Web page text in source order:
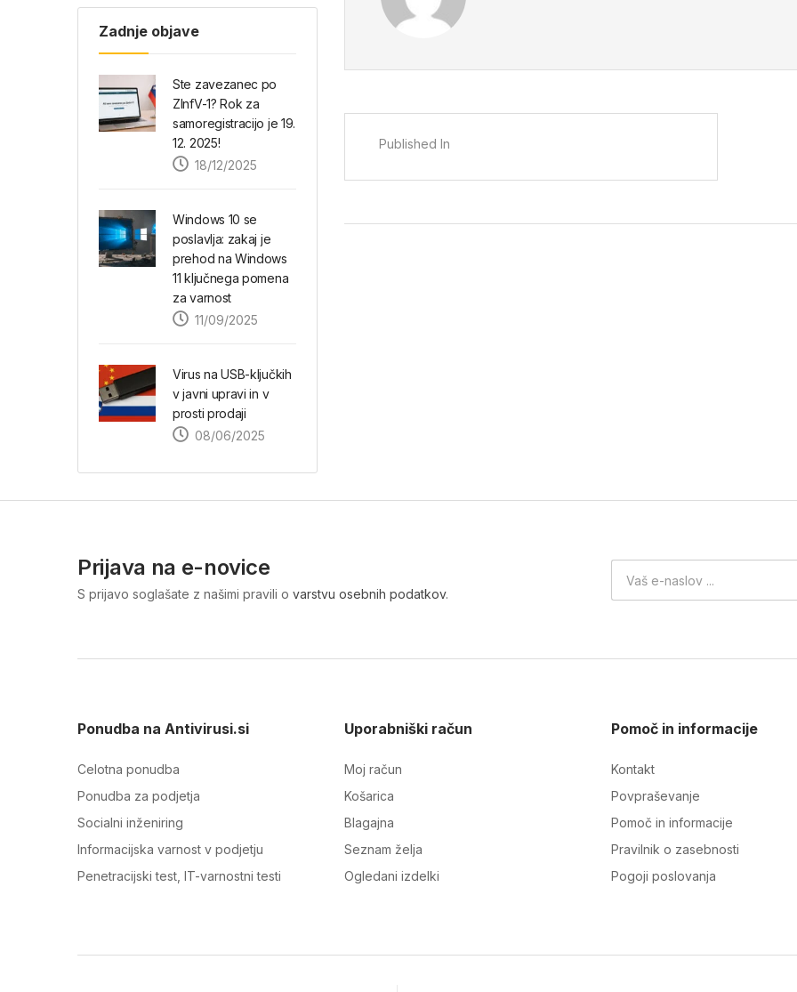
Zadnje objave
Ste zavezanec po
ZInfV-1? Rok za
samoregistracijo je 19.
12. 2025!
18/12/2025
Windows 10 se
poslavlja: zakaj je
prehod na Windows
11 ključnega pomena
za varnost
11/09/2025
Virus na USB-ključkih
v javni upravi in v
prosti prodaji
08/06/2025
Published In
Prijava na e-novice
S prijavo soglašate z našimi pravili o varstvu osebnih podatkov.
Ponudba na Antivirusi.si
Celotna ponudba
Ponudba za podjetja
Socialni inženiring
Informacijska varnost v podjetju
Penetracijski test, IT-varnostni testi
Uporabniški račun
Moj račun
Košarica
Blagajna
Seznam želja
Ogledani izdelki
Pomoč in informacije
Kontakt
Povpraševanje
Pomoč in informacije
Pravilnik o zasebnosti
Pogoji poslovanja